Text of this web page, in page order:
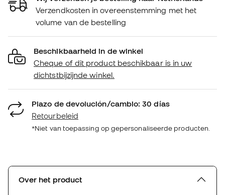
Verzendkosten in overeenstemming met het
volume van de bestelling
Beschikbaarheid in de winkel
Cheque of dit product beschikbaar is in uw
dichtstbijzijnde winkel.
Plazo de devolución/cambio: 30 días
Retourbeleid
*Niet van toepassing op gepersonaliseerde producten.
Over het product